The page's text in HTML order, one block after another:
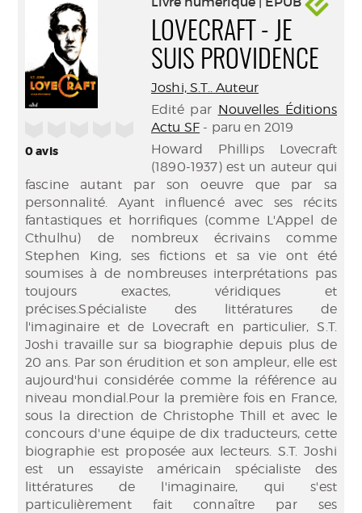
0avis
LOVECRAFT - JE
SUIS PROVIDENCE
Joshi, S.T.. Auteur
Edité par Nouvelles Éditions
Actu SF - paru en 2019
Howard Phillips Lovecraft
(1890-1937) est un auteur qui
fascine autant par son oeuvre que par sa
personnalité. Ayant influencé avec ses récits
fantastiques et horrifiques (comme L'Appel de
Cthulhu) de nombreux écrivains comme
Stephen King, ses fictions et sa vie ont été
soumises à de nombreuses interprétations pas
toujours exactes, véridiques et
précises.Spécialiste des littératures de
l'imaginaire et de Lovecraft en particulier, S.T.
Joshi travaille sur sa biographie depuis plus de
20 ans. Par son érudition et son ampleur, elle est
aujourd'hui considérée comme la référence au
niveau mondial.Pour la première fois en France,
sous la direction de Christophe Thill et avec le
concours d'une équipe de dix traducteurs, cette
biographie est proposée aux lecteurs. S.T. Joshi
est un essayiste américain spécialiste des
littératures de l'imaginaire, qui s'est
particulièrement fait connaître par ses